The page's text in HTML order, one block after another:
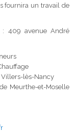
fournira un travail de
: 409 avenue André
lès-Nancy
Meurthe-et-Moselle